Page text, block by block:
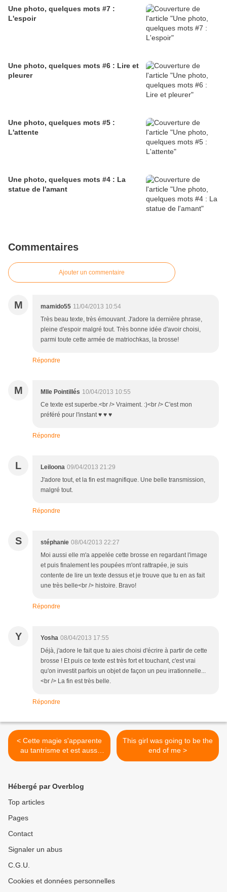
Une photo, quelques mots #7 :
L'espoir
Une photo, quelques mots #6 : Lire et
pleurer
Une photo, quelques mots #5 :
L'attente
Une photo, quelques mots #4 : La
statue de l'amant
Commentaires
Ajouter un commentaire
M mamido55 11/04/2013 10:54
Très beau texte, très émouvant. J'adore la dernière phrase,
pleine d'espoir malgré tout. Très bonne idée d'avoir choisi,
parmi toute cette armée de matriochkas, la brosse!
Répondre
M Mlle Pointillés 10/04/2013 10:55
Ce texte est superbe.<br /> Vraiment. :)<br /> C'est mon
préféré pour l'instant ♥ ♥ ♥
Répondre
L Leiloona 09/04/2013 21:29
J'adore tout, et la fin est magnifique. Une belle transmission,
malgré tout.
Répondre
S stéphanie 08/04/2013 22:27
Moi aussi elle m'a appelée cette brosse en regardant l'image
et puis finalement les poupées m'ont rattrapée, je suis
contente de lire un texte dessus et je trouve que tu en as fait
une très belle<br /> histoire. Bravo!
Répondre
Y Yosha 08/04/2013 17:55
Déjà, j'adore le fait que tu aies choisi d'écrire à partir de cette
brosse ! Et puis ce texte est très fort et touchant, c'est vrai
qu'on investit parfois un objet de façon un peu irrationnelle...
<br /> La fin est très belle.
Répondre
< Cette magie s'apparente
au tantrisme et est aussi
appelée magie sexuelle.
This girl was going to be the
end of me >
Hébergé par Overblog
Top articles
Pages
Contact
Signaler un abus
C.G.U.
Cookies et données personnelles